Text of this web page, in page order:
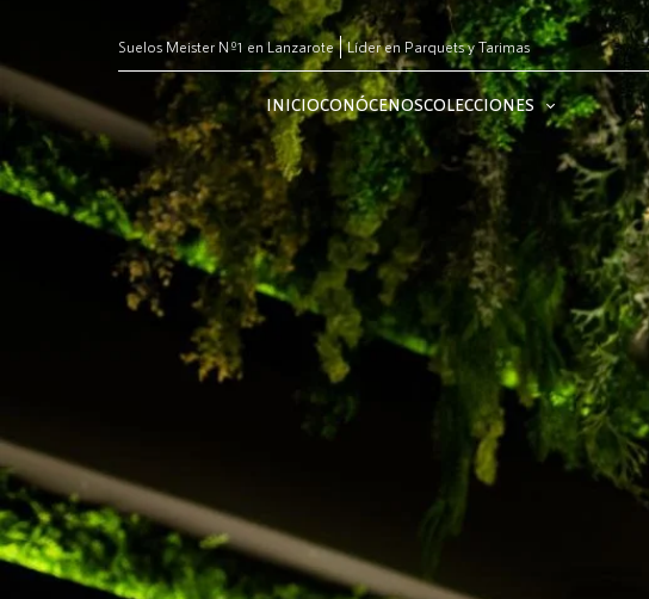
Suelos Meister Nº1 en Lanzarote Líder en Parquets y Tarimas
INICIOCONÓCENOSCOLECCIONES